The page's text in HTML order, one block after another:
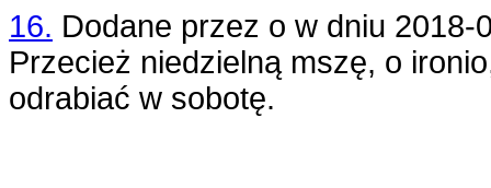
16. Dodane przez o w dniu 2018-
Przecież niedzielną mszę, o
odrabiać w sobotę.